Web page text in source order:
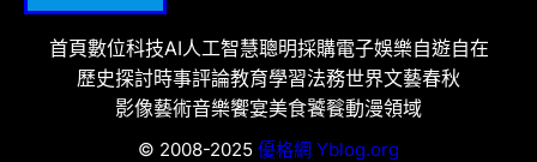
首頁數位科技AI人工智慧聰明採購電子娛樂自遊自在
歷史探討時事評論教育學習法務世界文藝春秋
影像藝術音樂饗宴美食饕餮動漫領域
© 2008-2025 優格網 Yblog.org